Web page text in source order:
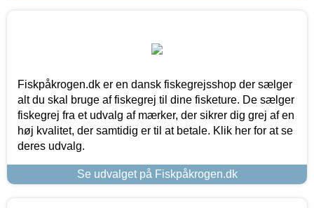
Fiskpåkrogen.dk er en dansk fiskegrejsshop der sælger
alt du skal bruge af fiskegrej til dine fisketure. De sælger
fiskegrej fra et udvalg af mærker, der sikrer dig grej af en
høj kvalitet, der samtidig er til at betale. Klik her for at se
deres udvalg.
Se udvalget på Fiskpåkrogen.dk